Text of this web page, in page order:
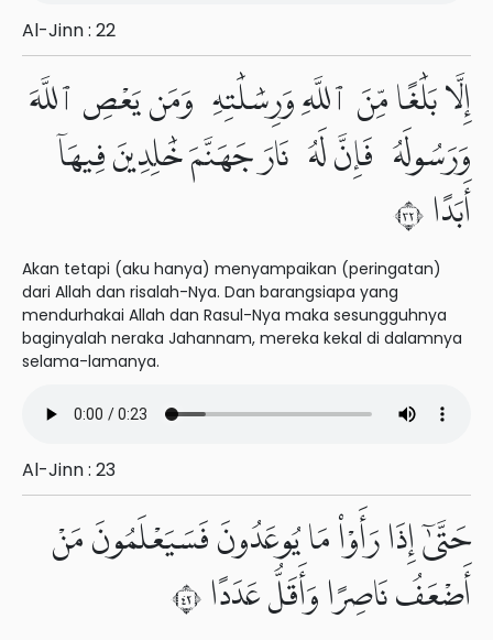
Al-Jinn : 22
إِلَّا بَلَٰغًا مِّنَ ٱللَّهِ وَرِسَٰلَٰتِهِۦ وَمَن يَعْصِ ٱللَّهَ
وَرَسُولَهُۥ فَإِنَّ لَهُۥ نَارَ جَهَنَّمَ خَٰلِدِينَ فِيهَآ
أَبَدًا ٢٣
Akan tetapi (aku hanya) menyampaikan (peringatan)
dari Allah dan risalah-Nya. Dan barangsiapa yang
mendurhakai Allah dan Rasul-Nya maka sesungguhnya
baginyalah neraka Jahannam, mereka kekal di dalamnya
selama-lamanya.
Al-Jinn : 23
حَتَّىٰٓ إِذَا رَأَوْا۟ مَا يُوعَدُونَ فَسَيَعْلَمُونَ مَنْ
أَضْعَفُ نَاصِرًا وَأَقَلُّ عَدَدًا ٢٤